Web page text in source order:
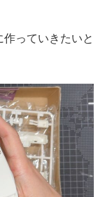
っていきたいと